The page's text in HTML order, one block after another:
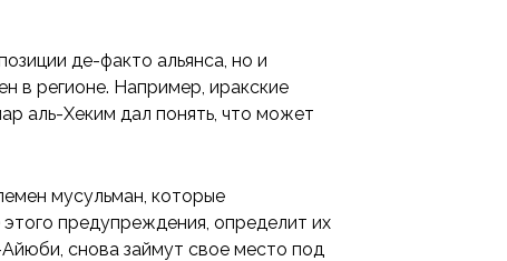
де-факто альянса, но и
в регионе. Например, иракские
аль-Хеким дал понять, что может
мусульман, которые
предупреждения, определит их
снова займут свое место под